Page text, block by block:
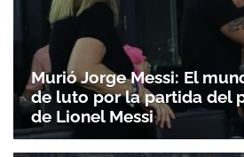
Murió Jorge Messi: El
de luto por la partida del
de Lionel Messi